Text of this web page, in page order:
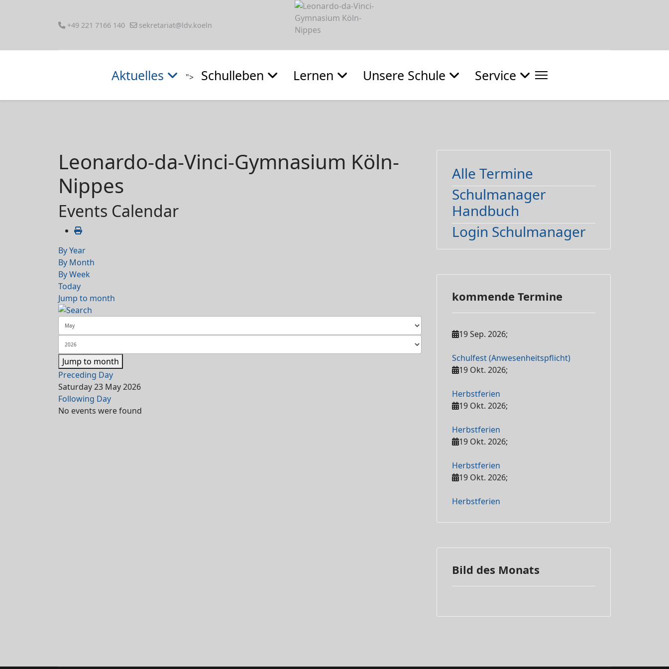
+49 221 7166 140 sekretariat@ldv.koeln
Aktuelles "> Schulleben Lernen Unsere Schule Service
Leonardo-da-Vinci-Gymnasium Köln-
Nippes
Events Calendar
By Year
By Month
By Week
Today
Jump to month
Jump to month
Preceding Day
Saturday 23 May 2026
Following Day
No events were found
Alle Termine
Schulmanager
Handbuch
Login Schulmanager
kommende Termine
19 Sep. 2026;
Schulfest (Anwesenheitspflicht)
19 Okt. 2026;
Herbstferien
19 Okt. 2026;
Herbstferien
19 Okt. 2026;
Herbstferien
19 Okt. 2026;
Herbstferien
Bild des Monats